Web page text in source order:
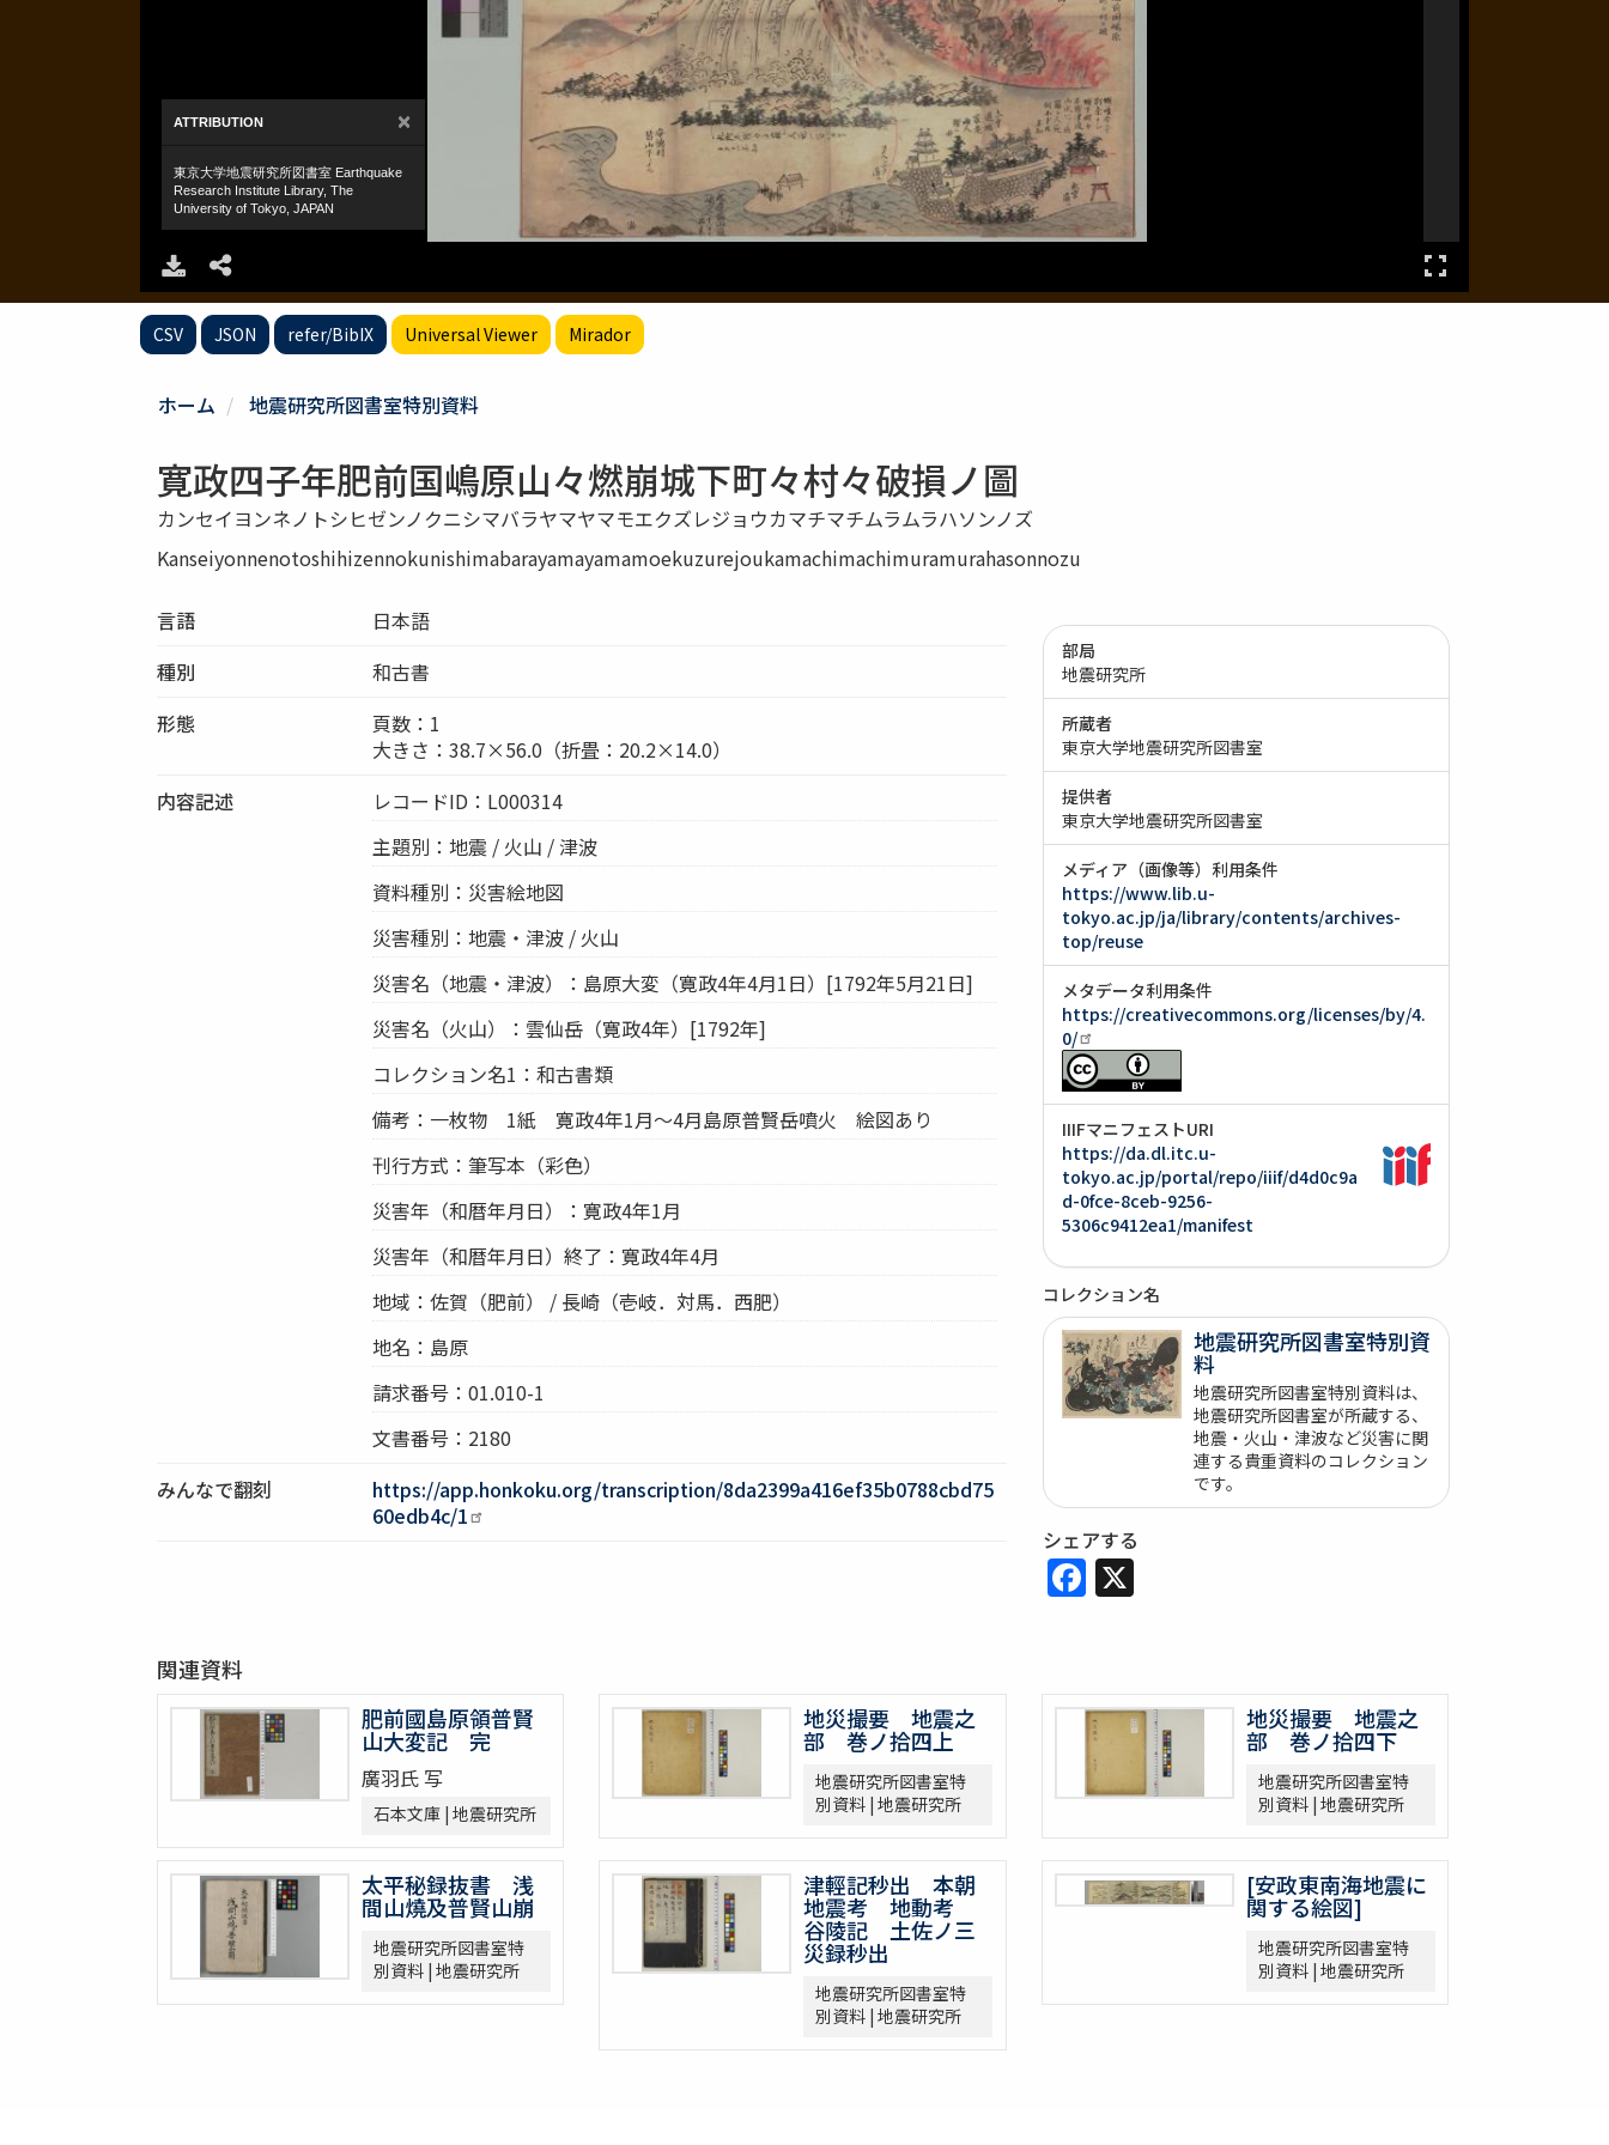
CSV JSON refer/BibIX Universal Viewer Mirador
ホーム 地震研究所図書室特別資料
寛政四子年肥前国嶋原山々燃崩城下町々村々破損ノ圖
カンセイヨンネノトシヒゼンノクニシマバラヤマヤマモエクズレジョウカマチマチムラムラハソンノズ
Kanseiyonnenotoshihizennokunishimabarayamayamamoekuzurejoukamachimachimuramurahasonnozu
言語
日本語
種別
和古書
形態
頁数：1
大きさ：38.7×56.0（折畳：20.2×14.0）
内容記述
レコードID：L000314
主題別：地震 / 火山 / 津波
資料種別：災害絵地図
災害種別：地震・津波 / 火山
災害名（地震・津波）：島原大変（寛政4年4月1日）[1792年5月21日]
災害名（火山）：雲仙岳（寛政4年）[1792年]
コレクション名1：和古書類
備考：一枚物 1紙 寛政4年1月～4月島原普賢岳噴火 絵図あり
刊行方式：筆写本（彩色）
災害年（和暦年月日）：寛政4年1月
災害年（和暦年月日）終了：寛政4年4月
地域：佐賀（肥前） / 長崎（壱岐．対馬．西肥）
地名：島原
請求番号：01.010-1
文書番号：2180
みんなで翻刻
https://app.honkoku.org/transcription/8da2399a416ef35b0788cbd75
60edb4c/1
部局
地震研究所
所蔵者
東京大学地震研究所図書室
提供者
東京大学地震研究所図書室
メディア（画像等）利用条件
https://www.lib.u-
tokyo.ac.jp/ja/library/contents/archives-
top/reuse
メタデータ利用条件
https://creativecommons.org/licenses/by/4.
0/
IIIFマニフェストURI
https://da.dl.itc.u-
tokyo.ac.jp/portal/repo/iiif/d4d0c9a
d-0fce-8ceb-9256-
5306c9412ea1/manifest
コレクション名
地震研究所図書室特別資
料
地震研究所図書室特別資料は、
地震研究所図書室が所蔵する、
地震・火山・津波など災害に関
連する貴重資料のコレクション
です。
シェアする
Facebook
X
関連資料
肥前國島原領普賢
山大変記 完
廣羽氏 写
石本文庫 | 地震研究所
地災撮要 地震之
部 巻ノ拾四上
地震研究所図書室特
別資料 | 地震研究所
地災撮要 地震之
部 巻ノ拾四下
地震研究所図書室特
別資料 | 地震研究所
太平秘録抜書 浅
間山燒及普賢山崩
地震研究所図書室特
別資料 | 地震研究所
津輕記秒出 本朝
地震考 地動考
谷陵記 土佐ノ三
災録秒出
地震研究所図書室特
別資料 | 地震研究所
[安政東南海地震に
関する絵図]
地震研究所図書室特
別資料 | 地震研究所